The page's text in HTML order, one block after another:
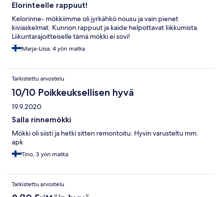
Elorinteelle rappuut!
Kelorinne- mökkiimme oli jyrkähkö nousu ja vain pienet
kiviaskelmat. Kunnon rappuut ja kaide helpottavat liikkumista.
Liikuntarajoitteiselle tämä mökki ei sovi!
Marja-Liisa, 4 yön matka
Tarkistettu arvostelu
10/10 Poikkeuksellisen hyvä
19.9.2020
Salla rinnemökki
Mökki oli siisti ja hetki sitten remontoitu. Hyvin varusteltu mm.
apk
Tino, 3 yön matka
Tarkistettu arvostelu